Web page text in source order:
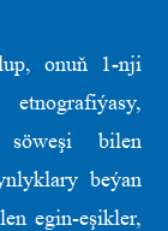
onuň 1-nji
söweşi bilen
beýan
egin-eşikler,